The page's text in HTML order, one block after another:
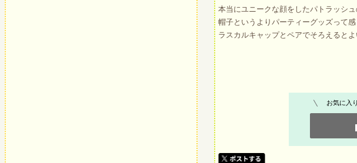
本当にユニークな顔をしたパトラッシュ
帽子というよりパーティーグッズって感
ラスカルキャップとペアでそろえると
お気に入